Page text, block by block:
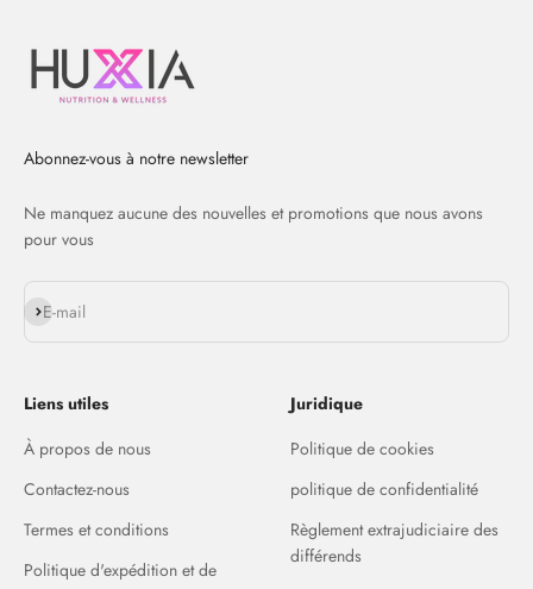
Abonnez-vous à notre newsletter
Ne manquez aucune des nouvelles et promotions que nous avons
pour vous
E-mail
S'inscrire
Liens utiles
À propos de nous
Contactez-nous
Termes et conditions
Politique d'expédition et de
Juridique
Politique de cookies
politique de confidentialité
Règlement extrajudiciaire des
différends